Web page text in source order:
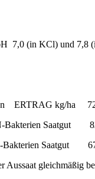
und 7,8 (in
mit N-
Saatgut 82
Saatgut 67
gleichmäßig